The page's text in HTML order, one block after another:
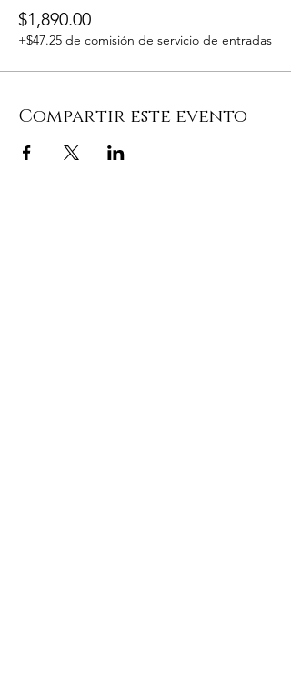
$1,890.00
+$47.25 de comisión de servicio de entradas
Compartir este evento